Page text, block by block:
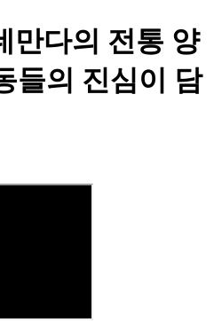
만다의 전통 양
들의 진심이 담